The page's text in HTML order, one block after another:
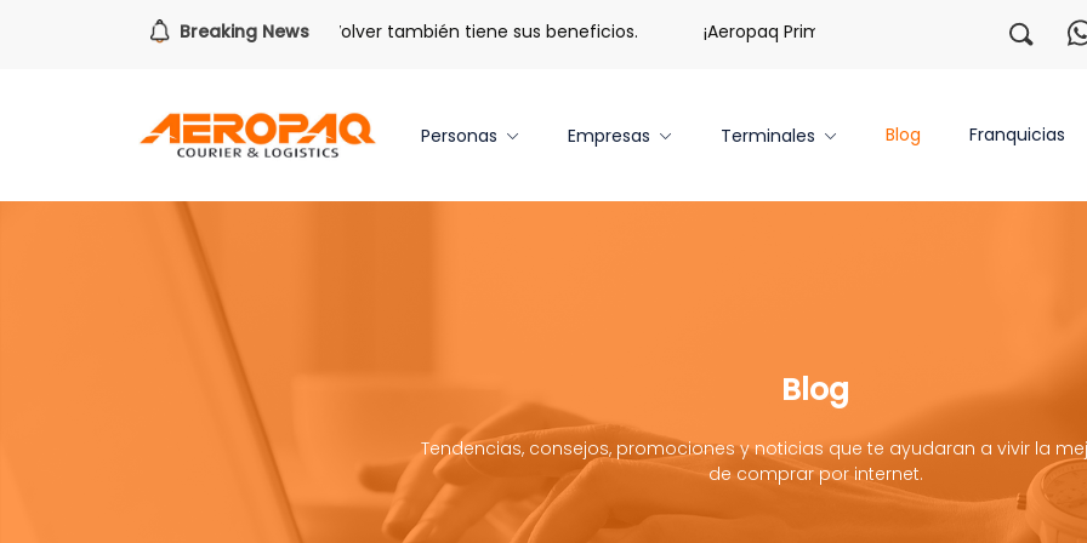
Breaking News
Para todo lo que viene. Volver también tiene sus beneficios. ¡Aeropaq Prime TE DA MÁS! ¡Regístrate
Personas Empresas Terminales Blog Franquicias
Blog
Tendencias, consejos, promociones y noticias que te ayudaran a vivir la
de comprar por internet.